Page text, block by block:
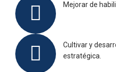
Mejorar de
Cultivar y
estratégica.